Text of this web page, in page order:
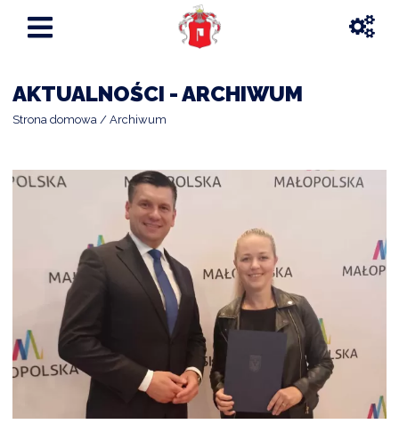
AKTUALNOŚCI - ARCHIWUM
Strona domowa Archiwum